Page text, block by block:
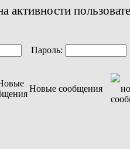
активности
Пароль:
Новые сообщения